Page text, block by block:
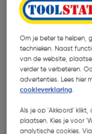
Om je beter te helpen,
technieken. Naast
van de website,
verder te verbeteren.
advertenties. Lees hier
cookieverklaring.
Als je op 'Akkoord'
plaatsen. Kies je voor
analytische cookies.